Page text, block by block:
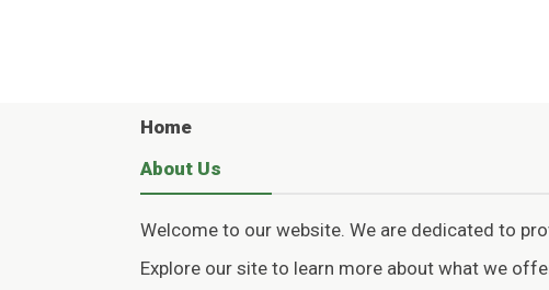
Home
About Us
Welcome to our website. We are dedicated to
Explore our site to learn more about what we